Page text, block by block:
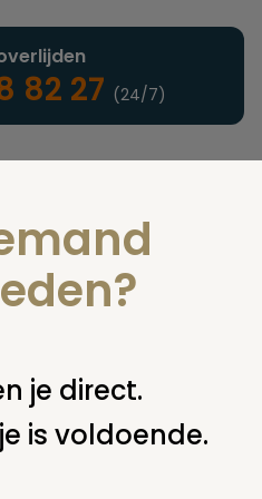
82 27 (24/7)
overige financiering uit
je direct.
is voldoende.